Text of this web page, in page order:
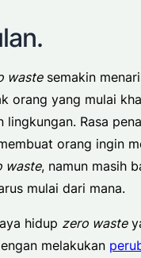
wastesemakin
orang yang mulai
lingkungan. Rasa
orang ingin
waste, namun masih
mulai dari mana.
hidup zero waste
melakukan